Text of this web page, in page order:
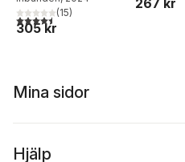
4,5utav 5 stjärnor. Totalt antal röster:
(15)
305 kr
267 kr
Mina sidor
Hjälp